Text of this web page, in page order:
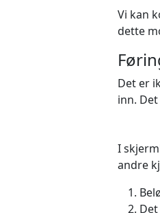
Vi kan
dette
Det er
inn.
I
andre